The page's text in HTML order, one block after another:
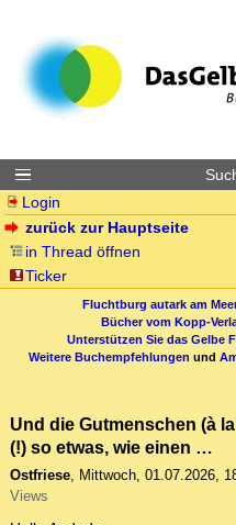
Login
zurück zur Hauptseite
in Thread öffnen
Ticker
Fluchtburg autark am
Bücher vom Kopp-
Unterstützen Sie das Gelbe
Weitere Buchempfehlungen und
Und die Gutmenschen (à
(!) so etwas, wie einen …
Ostfriese, Mittwoch, 01.07.2026,
Views